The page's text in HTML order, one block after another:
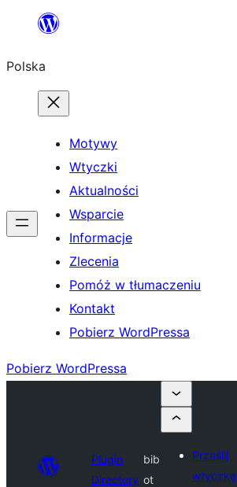
Przejdź
treści
Polska
Motywy
Wtyczki
Aktualności
Wsparcie
Informacje
Zlecenia
Pomóż w tłumaczeniu
Kontakt
Pobierz WordPressa
Pobierz WordPressa
Plugin
Directory
bib
ot
Prześlij
wtyczkę